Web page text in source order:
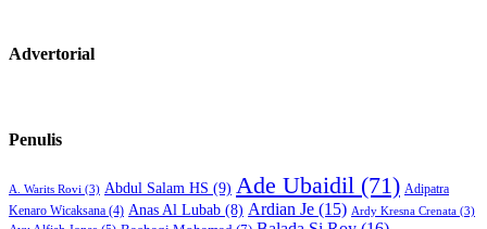
Advertorial
Penulis
A. Warits Rovi (3) Abdul Salam HS (9) Ade Ubaidil (71) Adipatra
Kenaro Wicaksana (4) Anas Al Lubab (8) Ardian Je (15) Ardy Kresna Crenata (3)